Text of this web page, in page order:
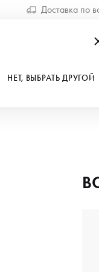
Доставка по
НЕТ, ВЫБРАТЬ ДРУГОЙ